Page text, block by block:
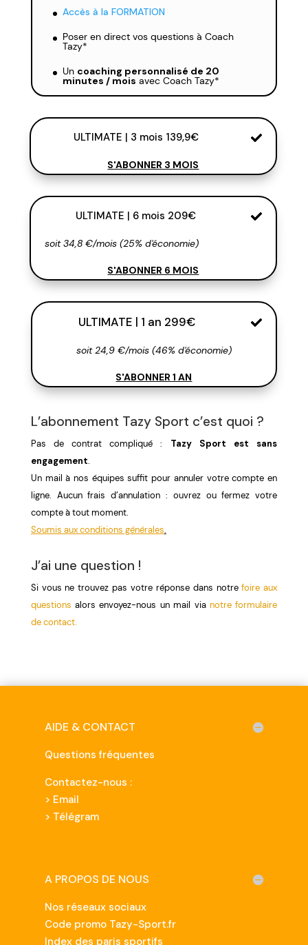
Accès à la FORMATION
Poser en direct vos questions à Coach
Tazy*
Un coaching personnalisé de 20
minutes / mois avec Coach Tazy*
ULTIMATE | 3 mois 139,9€
S'ABONNER 3 MOIS
ULTIMATE | 6 mois 209€
soit 34,8 €/mois (25% d'économie)
S'ABONNER 6 MOIS
ULTIMATE | 1 an 299€
soit 24,9 €/mois (46% d'économie)
S'ABONNER 1 AN
L’abonnement Tazy Sport c’est quoi ?
Pas de contrat compliqué : Tazy Sport est sans
engagement.
Un mail à nos équipes suffit pour annuler votre compte en
ligne. Aucun frais d’annulation : ouvrez ou fermez votre
compte à tout moment.
Soumis aux conditions générales.
J’ai une question !
Si vous ne trouvez pas votre réponse dans notrefoire aux
questions alors envoyez-nous un mail via notre formulaire
de contact.
AIDE & CONTACT
Questions fréquentes
Contactez-nous :
> Email
> Télégram
A PROPOS DE NOUS
Nos réseaux sociaux
Code promo Tazy-Sport.fr
Index des paris sportifs